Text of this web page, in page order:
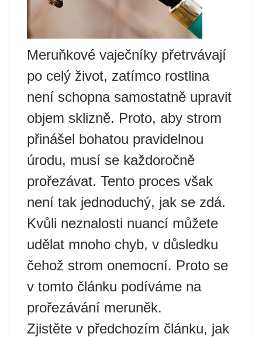
Meruňkové vaječníky přetrvávají
po celý život, zatímco rostlina
není schopna samostatně upravit
objem sklizně. Proto, aby strom
přinášel bohatou pravidelnou
úrodu, musí se každoročně
prořezávat. Tento proces však
není tak jednoduchý, jak se zdá.
Kvůli neznalosti nuancí můžete
udělat mnoho chyb, v důsledku
čehož strom onemocní. Proto se
v tomto článku podíváme na
prořezávání meruněk.
Zjistěte v předchozím článku, jak